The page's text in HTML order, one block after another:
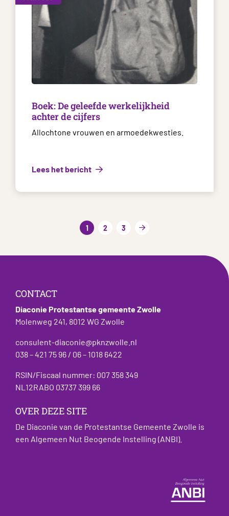
Boek: De geleefde werkelijkheid
achter de cijfers
Allochtone vrouwen en armoedekwesties.
Lees het bericht
1 2 3
CONTACT
Diaconie Protestantse gemeente Zwolle
Molenweg 241, 8012 WG Zwolle
consulent-diaconie@pknzwolle.nl
038 – 421 75 96 / 06 – 1018 6422
RSIN/Fiscaal nummer: 007 358 349
NL12RABO 03737 399 66
OVER DEZE SITE
De Diaconie van de Protestantse Gemeente Zwolle is
een Algemeen Nut Beogende Instelling (ANBI).